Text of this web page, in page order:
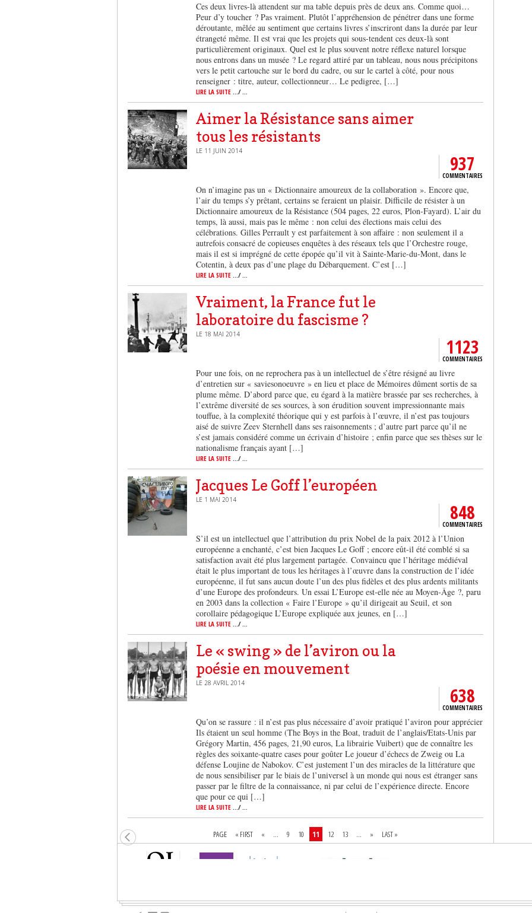
Ces deux livres-là attendent sur ma table depuis près de deux ans. Comme quoi…
Peur d’y toucher ? Pas vraiment. Plutôt l’appréhension de pénétrer dans une forme
déroutante, mêlée au sentiment que certains livres s’inscriront dans la durée par leur
étrangeté même. Il est vrai que les projets qui sous-tendent ces deux-là sont
particulièrement originaux. Quel est le plus souvent notre réflexe naturel lorsque
nous entrons dans un musée ? Le regard attiré par un tableau, nous nous précipitons
vers le petit cartouche sur le bord du cadre, ou sur le cartel à côté, pour nous
renseigner : titre, auteur, collectionneur… Le pedigree, […]
LIRE LA SUITE .../ ...
Aimer la Résistance sans aimer
tous les résistants
LE 11 JUIN 2014
937
COMMENTAIRES
On n’imagine pas un « Dictionnaire amoureux de la collaboration ». Encore que,
l’air du temps s’y prêtant, certains se feraient un plaisir. Difficile de résister à un
Dictionnaire amoureux de la Résistance (504 pages, 22 euros, Plon-Fayard). L’air du
temps, là aussi, mais pas le même : non celui des élections mais celui des
célébrations. Gilles Perrault y est parfaitement à son affaire : non seulement il a
autrefois consacré de copieuses enquêtes à des réseaux tels que l’Orchestre rouge,
mais il est si imprégné de cette épopée qu’il vit à Sainte-Marie-du-Mont, dans le
Cotentin, à deux pas d’une plage du Débarquement. C’est […]
LIRE LA SUITE .../ ...
Vraiment, la France fut le
laboratoire du fascisme ?
LE 18 MAI 2014
1123
COMMENTAIRES
Pour une fois, on ne reprochera pas à un intellectuel de s’être résigné au livre
d’entretien sur « saviesonoeuvre » en lieu et place de Mémoires dûment sortis de sa
plume même. D’abord parce que, eu égard à la matière brassée par ses recherches, à
l’extrême diversité de ses sources, à son érudition souvent impressionnante mais
touffue, à la complexité théorique qui y est parfois à l’œuvre, il n’est pas toujours
aisé de suivre Zeev Sternhell dans ses raisonnements ; d’autre part parce qu’il ne
s’est jamais considéré comme un écrivain d’histoire ; enfin parce que ses thèses sur le
nationalisme français ayant […]
LIRE LA SUITE .../ ...
Jacques Le Goff l’européen
LE 1 MAI 2014
848
COMMENTAIRES
S’il est un intellectuel que l’attribution du prix Nobel de la paix 2012 à l’Union
européenne a enchanté, c’est bien Jacques Le Goff ; encore eût-il été comblé si sa
satisfaction avait été plus largement partagée. Convaincu que l’héritage médiéval
était le plus important de tous les héritages à l’œuvre dans la construction de l’idée
européenne, il fut sans aucun doute l’un des plus fidèles et des plus ardents militants
d’une Europe des profondeurs. Un essai L’Europe est-elle née au Moyen-Âge ?, paru
en 2003 dans la collection « Faire l’Europe » qu’il dirigeait au Seuil, et son
corollaire pédagogique L’Europe expliquée aux jeunes, en […]
LIRE LA SUITE .../ ...
Le « swing » de l’aviron ou la
poésie en mouvement
LE 28 AVRIL 2014
638
COMMENTAIRES
Qu’on se rassure : il n’est pas plus nécessaire d’avoir pratiqué l’aviron pour apprécier
Ils étaient un seul homme (The Boys in the Boat, traduit de l’anglais/Etats-Unis par
Grégory Martin, 456 pages, 21,90 euros, La librairie Vuibert) que de connaître les
règles des soixante-quatre cases pour goûter Le joueur d’échecs de Zweig ou La
défense Loujine de Nabokov. C’est justement l’un des miracles de la littérature que
de nous sensibiliser par le biais de l’universel à un monde qui nous est étranger sans
passer par le filtre de la connaissance, ni par celui de l’expérience directe. Encore
que pour ce qui […]
LIRE LA SUITE .../ ...
PAGE « FIRST « ... 9 10 11 12 13 ... » LAST »